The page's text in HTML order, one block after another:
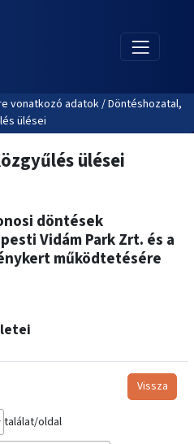
vonatkozó adatok / Döntéshozatal,
ülései
ülései
döntések
Vidám Park Zrt. és a
működtetésére
Vissza
találat/oldal